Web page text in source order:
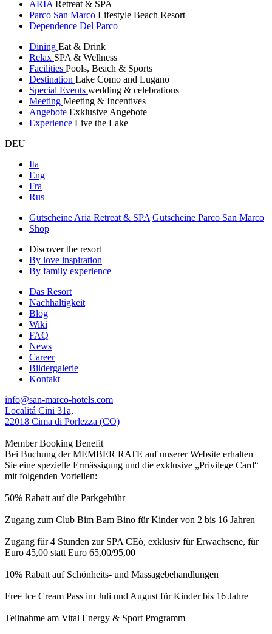
ARIA Retreat & SPA
Parco San Marco Lifestyle Beach Resort
Dependence Del Parco
Dining Eat & Drink
Relax SPA & Wellness
Facilities Pools, Beach & Sports
Destination Lake Como and Lugano
Special Events wedding & celebrations
Meeting Meeting & Incentives
Angebote Exklusive Angebote
Experience Live the Lake
DEU
Ita
Eng
Fra
Rus
Gutscheine Aria Retreat & SPA Gutscheine Parco San Marco
Shop
Discover the resort
By love inspiration
By family experience
Das Resort
Nachhaltigkeit
Blog
Wiki
FAQ
News
Career
Bildergalerie
Kontakt
info@san-marco-hotels.com
Localitá Cini 31a,
22018 Cima di Porlezza (CO)
Member Booking Benefit
Bei Buchung der MEMBER RATE auf unserer Website erhalten
Sie eine spezielle Ermässigung und die exklusive „Privilege Card“
mit folgenden Vorteilen:
50% Rabatt auf die Parkgebühr
Zugang zum Club Bim Bam Bino für Kinder von 2 bis 16 Jahren
Zugang für 4 Stunden zur SPA CEò, exklusiv für Erwachsene, für
Euro 45,00 statt Euro 65,00/95,00
10% Rabatt auf Schönheits- und Massagebehandlungen
Free Ice Cream Pass im Juli und August für Kinder bis 16 Jahre
Teilnahme am Vital Energy & Sport Programm